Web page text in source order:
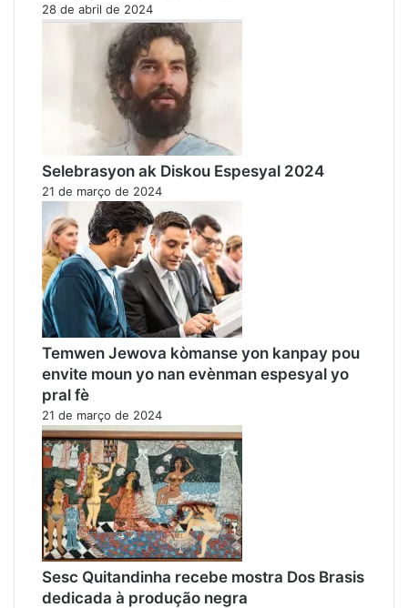
28 de abril de 2024
Selebrasyon ak Diskou Espesyal 2024
21 de março de 2024
Temwen Jewova kòmanse yon kanpay pou
envite moun yo nan evènman espesyal yo
pral fè
21 de março de 2024
Sesc Quitandinha recebe mostra Dos Brasis
dedicada à produção negra